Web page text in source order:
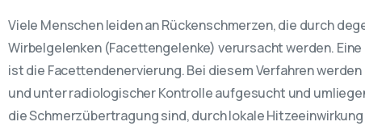
Viele Menschen leiden an Rückenschmerzen, die durch
Wirbelgelenken (Facettengelenke) verursacht werden.
ist die Facettendenervierung. Bei diesem Verfahren
und unter radiologischer Kontrolle aufgesucht und
die Schmerzübertragung sind, durch lokale